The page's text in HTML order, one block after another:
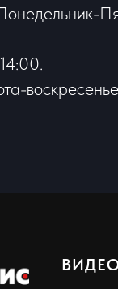
воскресенье